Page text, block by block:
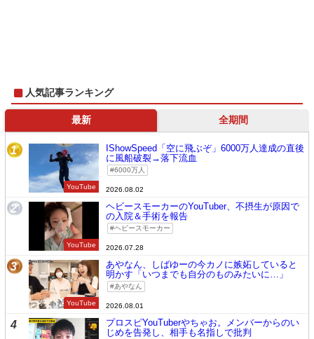
人気記事ランキング
最新 全期間
1
YouTube
IShowSpeed「空に飛ぶぞ」6000万人達成の直後
に風船破裂→落下流血
6000万人
2026.08.02
2
YouTube
ヘビースモーカーのYouTuber、不摂生が原因で
の入院＆手術を報告
ヘビースモーカー
2026.07.28
3
YouTube
あやなん、しばゆーの今カノに嫉妬していると
明かす「いつまでも自分のものみたいに…」
あやなん
2026.08.01
4
プロスピYouTuberやちゃお。メンバーからのい
じめを告発し、相手も名指しで批判